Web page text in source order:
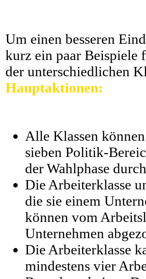
Um einen besseren
kurz ein paar Beispiele
der unterschiedlichen
Hauptaktionen:
Alle Klassen
sieben Politik-
der Wahlphase
Die Arbeiterklasse
die sie einem
können vom
Unternehmen
Die Arbeiterklasse
mindestens vier